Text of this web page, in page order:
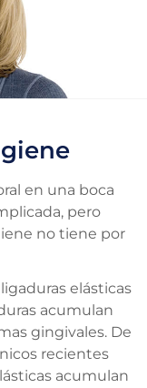
en una boca
pero
no tiene por
elásticas
acumulan
gingivales. De
recientes
acumulan